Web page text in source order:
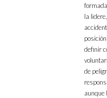
la
definir
de
aunque